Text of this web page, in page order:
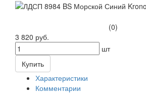
(0)
3 820 руб.
шт
Купить
Характеристики
Комментарии